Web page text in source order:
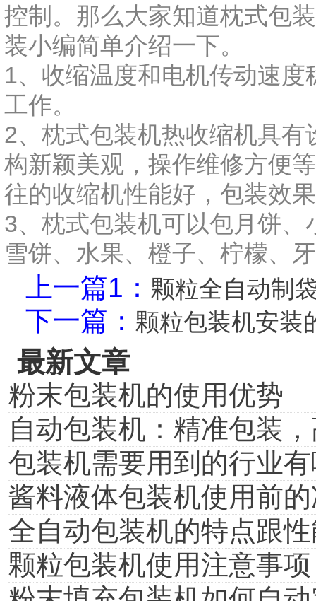
控制。那么大家知道枕式包
装小编简单介绍一下。
1、收缩温度和电机传动速
工作。
2、枕式包装机热收缩机具
构新颖美观，操作维修方便
往的收缩机性能好，包装效
3、枕式包装机可以包月饼
雪饼、水果、橙子、柠檬、
上一篇1： 颗粒全自动制
下一篇： 颗粒包装机安装
最新文章
粉末包装机的使用优势
自动包装机：精准包装
包装机需要用到的行业
酱料液体包装机使用前
全自动包装机的特点跟
颗粒包装机使用注意事项